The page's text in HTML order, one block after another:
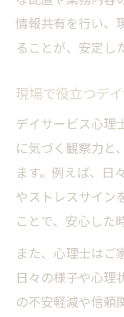
情報共有を行い、
ることが、安定し
現場で役立つデ
デイサービス心理
に気づく観察力と
ます。例えば、日
やストレスサイン
ことで、安心した
また、心理士はご
日々の様子や心理
の不安軽減や信頼